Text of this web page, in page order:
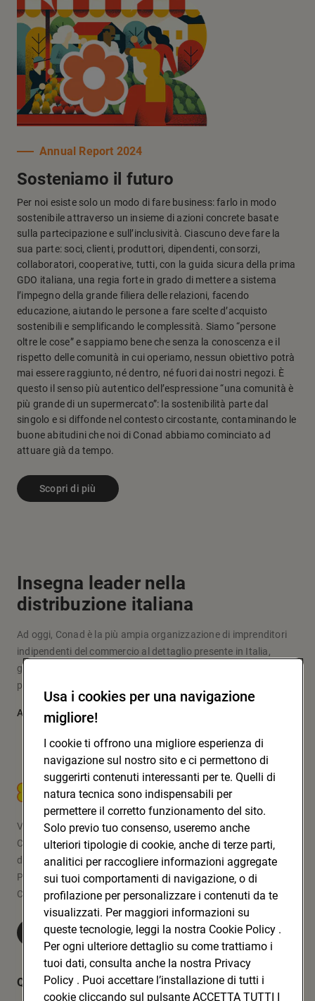
Annual Report 2024
Sosteniamo il futuro
Per noi esiste solo un modo di fare business: farlo in modo
sostenibile attraverso un insieme di azioni concrete basate
sulla partecipazione e sull’inclusività. Ciascuno deve fare la
sua parte: soci, clienti, produttori, dipendenti, consorzi,
collaboratori, cooperative, tutti, con la guida sicura della prima
GDO italiana, una regia forte in grado di mettere a sistema
l’impegno della grande filiera delle relazioni, facendo
educazione, aiutando le persone a fare scelte d’acquisto
sostenibili e semplificando le complessità. Siamo “persone
oltre le cose” e sappiamo bene che senza la conoscenza e il
rispetto delle comunità in cui operiamo, nessun obiettivo potrà
mai essere raggiunto, né dentro, né fuori dai nostri negozi. È
questo il senso più autentico dell’espressione “una comunità è
più grande di un supermercato”: la sostenibilità parte dal
singolo e si diffonde nel contesto circostante, contaminando le
buone abitudini che noi di Conad abbiamo cominciato ad
attuare già da tempo.
Scopri di più
Insegna leader nella
distribuzione italiana
Ad oggi, Conad è la più ampia organizzazione di imprenditori
indipendenti del commercio al dettaglio presente in Italia,
grazie a un modello originale d’impresa e fare la spesa che
pone al centro le persone: i soci, i clienti, la comunità.
Approfondisci
CONAD SOC. COOP.
Via Michelino, 59 | 40127 BOLOGNA
Codice Fiscale e Registro Imprese
di Bologna 00865960157
PARTITA IVA 03320960374
CONAD SOC. COOP.
Visita Conad.it
Quicklinks
Usa i cookies per una navigazione
migliore!
I cookie ti offrono una migliore esperienza di
navigazione sul nostro sito e ci permettono di
suggerirti contenuti interessanti per te. Quelli di
natura tecnica sono indispensabili per
permettere il corretto funzionamento del sito.
Solo previo tuo consenso, useremo anche
ulteriori tipologie di cookie, anche di terze parti,
analitici per raccogliere informazioni aggregate
sui tuoi comportamenti di navigazione, o di
profilazione per personalizzare i contenuti da te
visualizzati. Per maggiori informazioni su
queste tecnologie, leggi la nostra Cookie Policy .
Per ogni ulteriore dettaglio su come trattiamo i
tuoi dati, consulta anche la nostra Privacy
Policy . Puoi accettare l’installazione di tutti i
cookie cliccando sul pulsante ACCETTA TUTTI I